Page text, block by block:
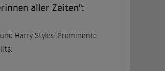
aller Zeiten":
Harry Styles. Prominente